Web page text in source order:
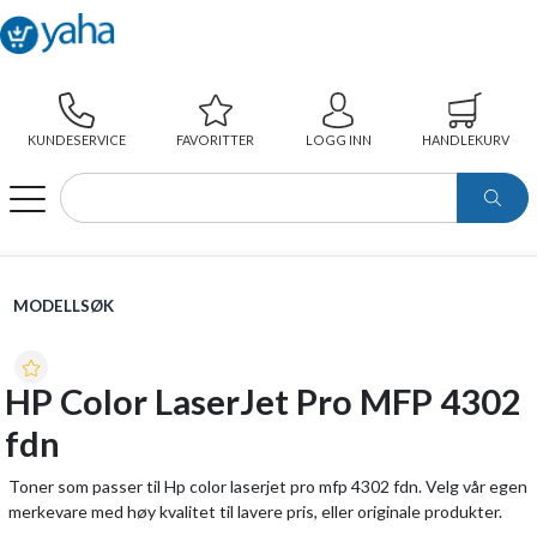
KUNDESERVICE FAVORITTER LOGG INN HANDLEKURV
WEBSHOP
MODELLSØK
HP Color LaserJet Pro MFP 4302
fdn
Toner som passer til Hp color laserjet pro mfp 4302 fdn. Velg vår egen
merkevare med høy kvalitet til lavere pris, eller originale produkter.